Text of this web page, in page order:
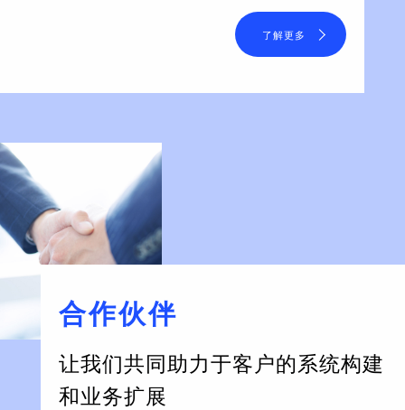
了解更多
合作伙伴
让我们共同助力于客户的系统构建
和业务扩展